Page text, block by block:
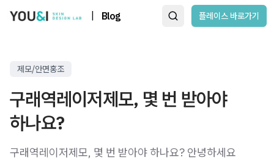
Blog 플레이스 바로가기
제모/안면홍조
구래역레이저제모, 몇 번 받아야
하나요?
구래역레이저제모, 몇 번 받아야 하나요? 안녕하세요